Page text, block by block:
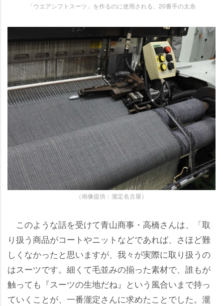
「ウエアシフトスーツ」を作るのに使用される、20番手の太糸
（画像提供：瀧定名古屋）
このような話を受けて青山商事・高橋さんは、「取
り扱う商品がコートやニットなどであれば、さほど難
しくなかったと思いますが、我々が実際に取り扱うの
はスーツです。細くて毛並みの揃った素材で、誰もが
触っても『スーツの生地だね』という風合いまで持っ
ていくことが、一番瀧定さんに求めたことでした。瀧